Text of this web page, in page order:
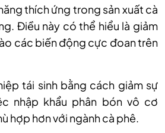
thích ứng trong sản xuất cà
Điều này có thể hiểu là giảm
các biến động cực đoan trên
tái sinh bằng cách giảm sự
nhập khẩu phân bón vô cơ
hợp hơn với ngành cà phê.